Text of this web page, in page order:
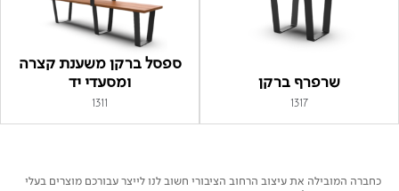
שרפרף ברקן
1317
ספסל ברקן משענת קצרה
ומסעדי יד
1311
כחברה המובילה את עיצוב הרחוב הציבורי חשוב לנו לייצר עבורכם מוצרים בעלי